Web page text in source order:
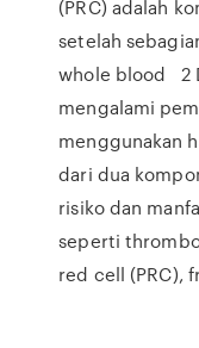
(PRC) adalah
setelah
whole blood 2
mengalami
menggunakan
dari dua
risiko dan
seperti
red cell (PRC),